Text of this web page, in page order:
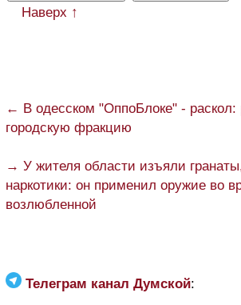
Наверх ↑
← В одесском "ОппоБлоке" - раскол:
городскую фракцию
→ У жителя области изъяли
наркотики: он применил оружие во
возлюбленной
Телеграм канал Думской: